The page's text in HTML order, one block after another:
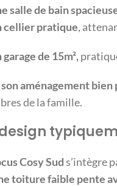
salle de bain
cellier pratique,
garage de 15m²,
son aménagement bien
de la famille.
Cosy Suds’intègre
toiture faible pente